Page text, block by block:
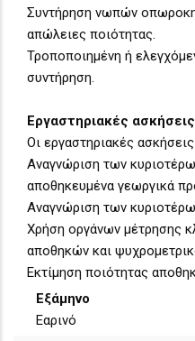
Συντήρηση νωπών
απώλειες ποιότητας.
Τροποποιημένη ή
συντήρηση.
Εργαστηριακές
Οι εργαστηριακές
Αναγνώριση των
αποθηκευμένα γεωργικά
Αναγνώριση των
Χρήση οργάνων μέτρησης
αποθηκών και
Εκτίμηση ποιότητας
Εξάμηνο
Εαρινό